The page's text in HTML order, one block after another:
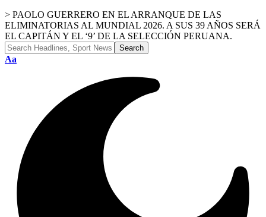
> PAOLO GUERRERO EN EL ARRANQUE DE LAS
ELIMINATORIAS AL MUNDIAL 2026. A SUS 39 AÑOS SERÁ
EL CAPITÁN Y EL ‘9’ DE LA SELECCIÓN PERUANA.
Font
Aa